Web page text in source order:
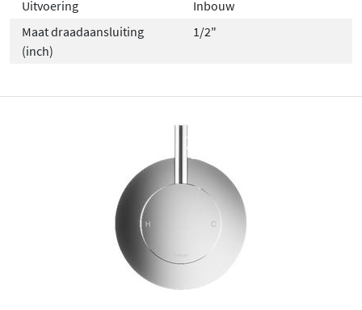
Uitvoering
Inbouw
Maat draadaansluiting
(inch)
1/2"